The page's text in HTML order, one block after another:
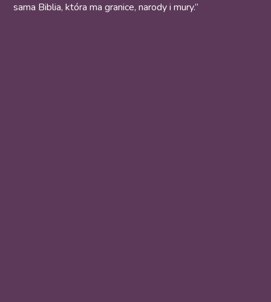
sama Biblia, która ma granice, narody i mury.”